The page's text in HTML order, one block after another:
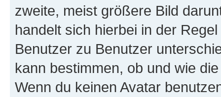
zweite, meist größere Bild
handelt sich hierbei in der
Benutzer zu Benutzer
kann bestimmen, ob und wie
Wenn du keinen Avatar